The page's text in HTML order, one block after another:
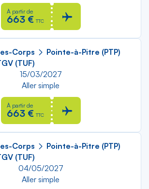
À partir de
663 € TTC
Corps
(TUF)
Pointe-à-Pitre (PTP)
15/03/2027
Aller simple
À partir de
663 € TTC
Corps
(TUF)
Pointe-à-Pitre (PTP)
04/05/2027
Aller simple